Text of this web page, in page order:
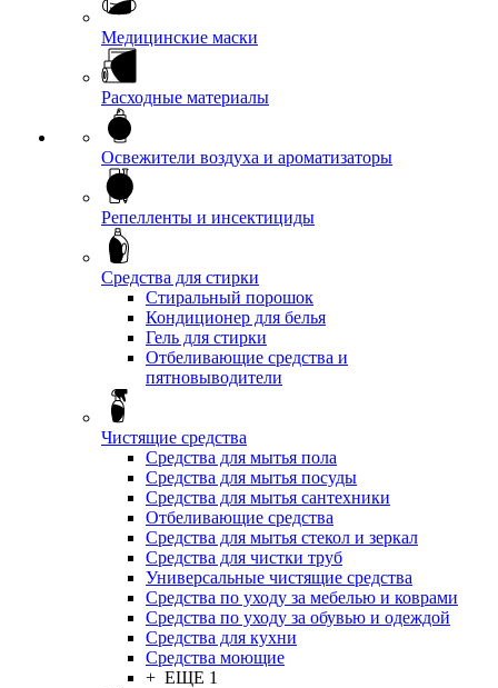
Медицинские маски
Расходные материалы
Освежители воздуха и ароматизаторы
Репелленты и инсектициды
Средства для стирки
Стиральный порошок
Кондиционер для белья
Гель для стирки
Отбеливающие средства и
пятновыводители
Чистящие средства
Средства для мытья пола
Средства для мытья посуды
Средства для мытья сантехники
Отбеливающие средства
Средства для мытья стекол и зеркал
Средства для чистки труб
Универсальные чистящие средства
Средства по уходу за мебелью и коврами
Средства по уходу за обувью и одеждой
Средства для кухни
Средства моющие
+ ЕЩЕ 1